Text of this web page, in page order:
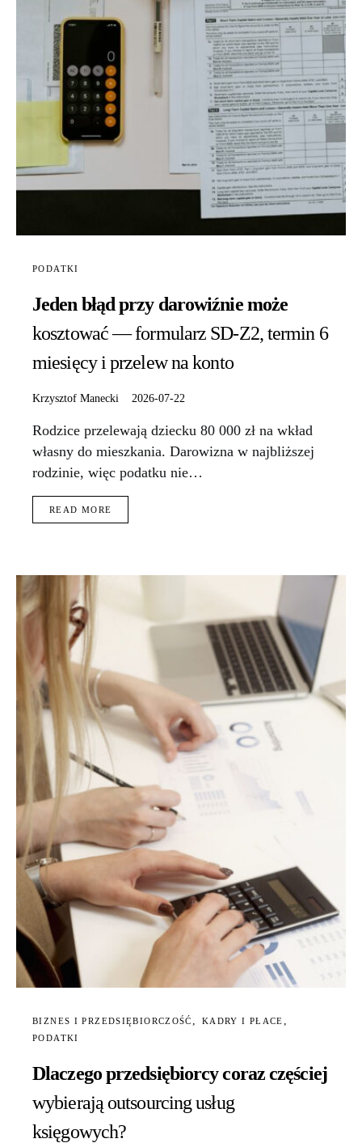
PODATKI
Jeden błąd przy darowiźnie może
kosztować — formularz SD-Z2, termin 6
miesięcy i przelew na konto
Krzysztof Manecki 2026-07-22
Rodzice przelewają dziecku 80 000 zł na wkład
własny do mieszkania. Darowizna w najbliższej
rodzinie, więc podatku nie…
READ MORE
BIZNES I PRZEDSIĘBIORCZOŚĆ
KADRY I PŁACE
PODATKI
Dlaczego przedsiębiorcy coraz częściej
wybierają outsourcing usług
księgowych?